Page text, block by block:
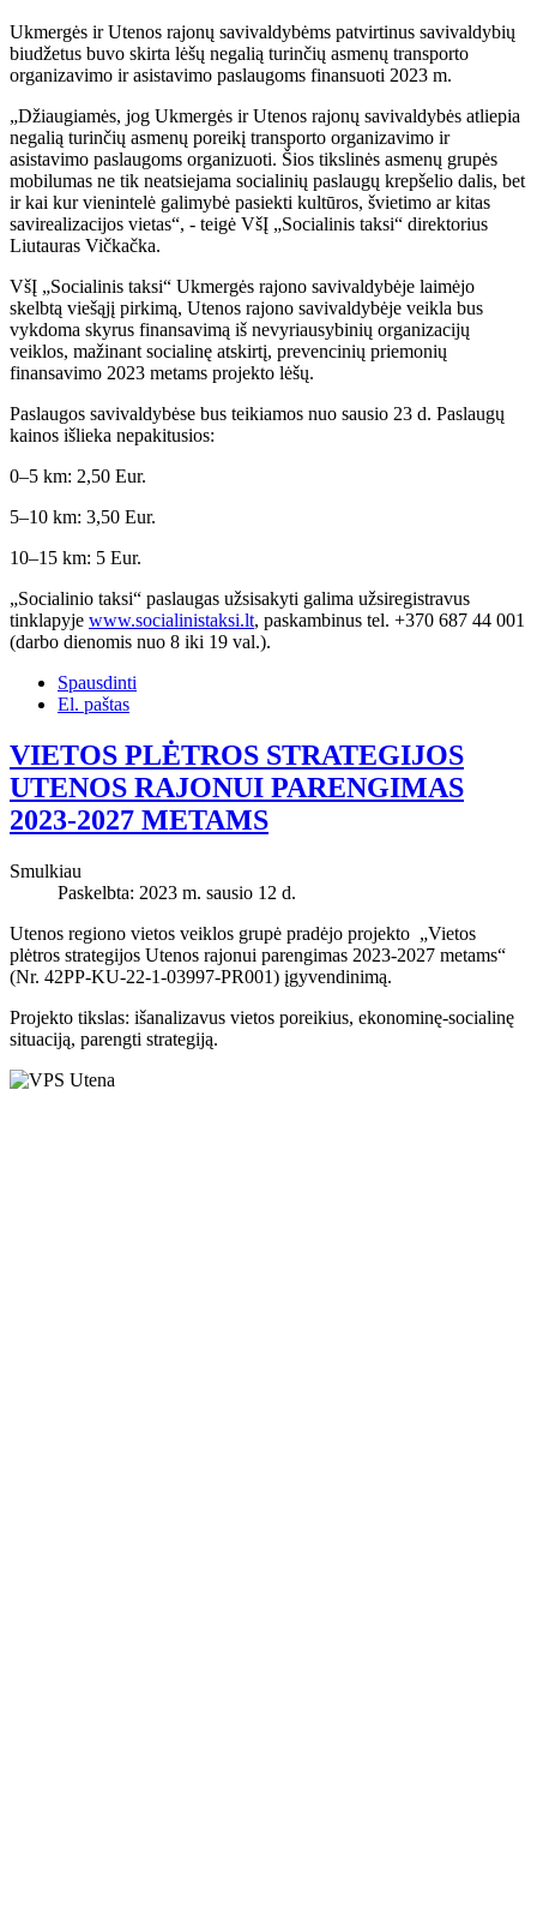
Ukmergės ir Utenos rajonų savivaldybėms patvirtinus savivaldybių
biudžetus buvo skirta lėšų negalią turinčių asmenų transporto
organizavimo ir asistavimo paslaugoms finansuoti 2023 m.
„Džiaugiamės, jog Ukmergės ir Utenos rajonų savivaldybės atliepia
negalią turinčių asmenų poreikį transporto organizavimo ir
asistavimo paslaugoms organizuoti. Šios tikslinės asmenų grupės
mobilumas ne tik neatsiejama socialinių paslaugų krepšelio dalis, bet
ir kai kur vienintelė galimybė pasiekti kultūros, švietimo ar kitas
savirealizacijos vietas“, - teigė VšĮ „Socialinis taksi“ direktorius
Liutauras Vičkačka.
VšĮ „Socialinis taksi“ Ukmergės rajono savivaldybėje laimėjo
skelbtą viešąjį pirkimą, Utenos rajono savivaldybėje veikla bus
vykdoma skyrus finansavimą iš nevyriausybinių organizacijų
veiklos, mažinant socialinę atskirtį, prevencinių priemonių
finansavimo 2023 metams projekto lėšų.
Paslaugos savivaldybėse bus teikiamos nuo sausio 23 d. Paslaugų
kainos išlieka nepakitusios:
0–5 km: 2,50 Eur.
5–10 km: 3,50 Eur.
10–15 km: 5 Eur.
„Socialinio taksi“ paslaugas užsisakyti galima užsiregistravus
tinklapyje www.socialinistaksi.lt, paskambinus tel. +370 687 44 001
(darbo dienomis nuo 8 iki 19 val.).
Spausdinti
El. paštas
VIETOS PLĖTROS STRATEGIJOS
UTENOS RAJONUI PARENGIMAS
2023-2027 METAMS
Smulkiau
Paskelbta: 2023 m. sausio 12 d.
Utenos regiono vietos veiklos grupė pradėjo projekto „Vietos
plėtros strategijos Utenos rajonui parengimas 2023-2027 metams“
(Nr. 42PP-KU-22-1-03997-PR001) įgyvendinimą.
Projekto tikslas: išanalizavus vietos poreikius, ekonominę-socialinę
situaciją, parengti strategiją.